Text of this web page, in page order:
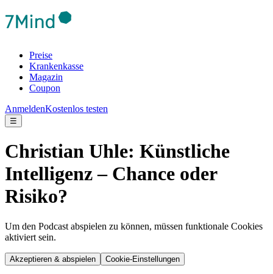
Preise
Krankenkasse
Magazin
Coupon
AnmeldenKostenlos testen
☰
Christian Uhle: Künstliche
Intelligenz – Chance oder
Risiko?
Um den Podcast abspielen zu können, müssen funktionale Cookies
aktiviert sein.
Akzeptieren & abspielen Cookie-Einstellungen